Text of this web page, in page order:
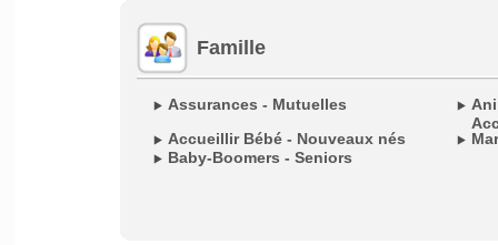
Famille
Assurances - Mutuelles
Accueillir Bébé - Nouveaux nés
Baby-Boomers - Seniors